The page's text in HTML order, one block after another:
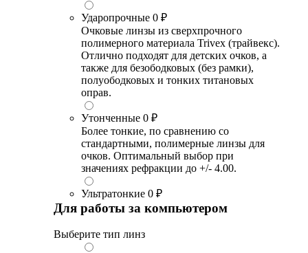
Ударопрочные 0 ₽
Очковые линзы из сверхпрочного
полимерного материала Trivex (трайвекс).
Отлично подходят для детских очков, а
также для безободковых (без рамки),
полуободковых и тонких титановых
оправ.
Утонченные 0 ₽
Более тонкие, по сравнению со
стандартными, полимерные линзы для
очков. Оптимальный выбор при
значениях рефракции до +/- 4.00.
Ультратонкие 0 ₽
Для работы за компьютером
Выберите тип линз